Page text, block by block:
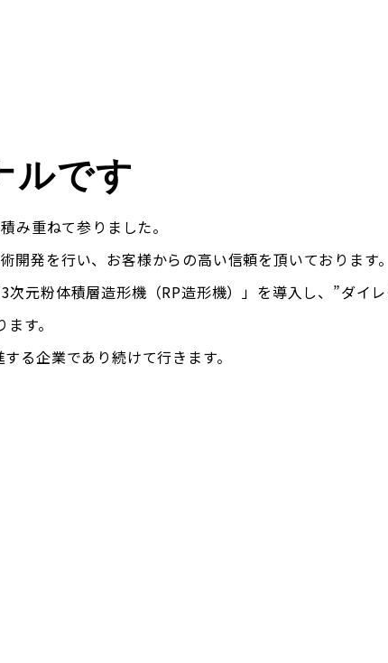
ルです
み重ねて参りました。
発を行い、お客様からの高い信頼を頂いております。
元粉体積層造形機（RP造形機）」を導入し、”ダイ
す。
る企業であり続けて行きます。